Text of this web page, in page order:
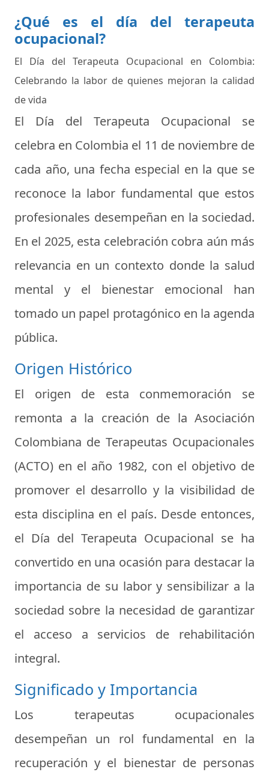
¿Qué es el día del terapeuta
ocupacional?
El Día del Terapeuta Ocupacional en Colombia:
Celebrando la labor de quienes mejoran la calidad
de vida
El Día del Terapeuta Ocupacional se
celebra en Colombia el 11 de noviembre de
cada año, una fecha especial en la que se
reconoce la labor fundamental que estos
profesionales desempeñan en la sociedad.
En el 2025, esta celebración cobra aún más
relevancia en un contexto donde la salud
mental y el bienestar emocional han
tomado un papel protagónico en la agenda
pública.
Origen Histórico
El origen de esta conmemoración se
remonta a la creación de la Asociación
Colombiana de Terapeutas Ocupacionales
(ACTO) en el año 1982, con el objetivo de
promover el desarrollo y la visibilidad de
esta disciplina en el país. Desde entonces,
el Día del Terapeuta Ocupacional se ha
convertido en una ocasión para destacar la
importancia de su labor y sensibilizar a la
sociedad sobre la necesidad de garantizar
el acceso a servicios de rehabilitación
integral.
Significado y Importancia
Los terapeutas ocupacionales
desempeñan un rol fundamental en la
recuperación y el bienestar de personas